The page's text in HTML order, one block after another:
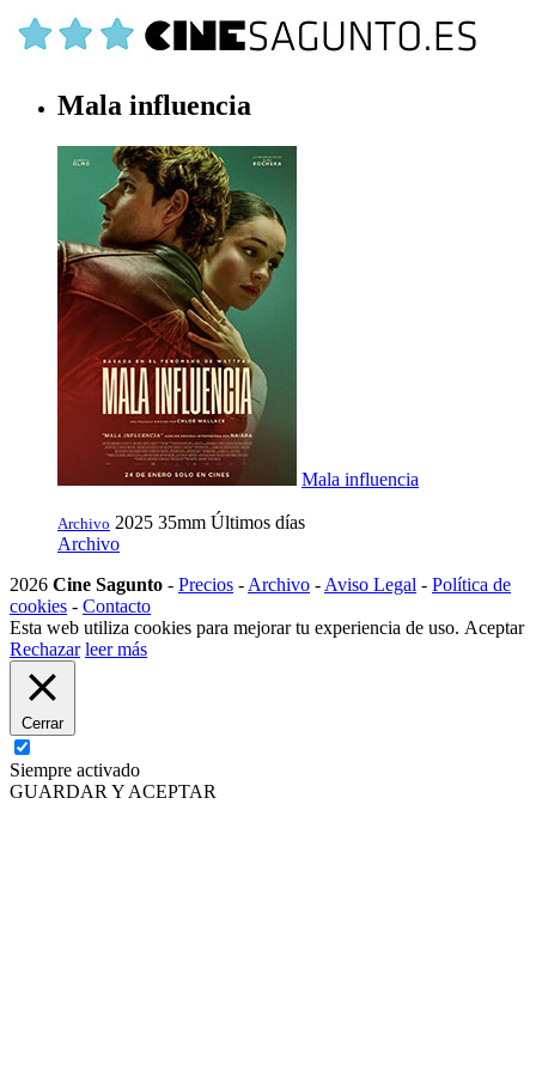
Mala influencia
Mala influencia
Archivo 2025 35mm Últimos días
Archivo
2026 Cine Sagunto - Precios - Archivo - Aviso Legal - Política de
cookies - Contacto
Esta web utiliza cookies para mejorar tu experiencia de uso. Aceptar
Rechazar leer más
Cerrar
Siempre activado
GUARDAR Y ACEPTAR